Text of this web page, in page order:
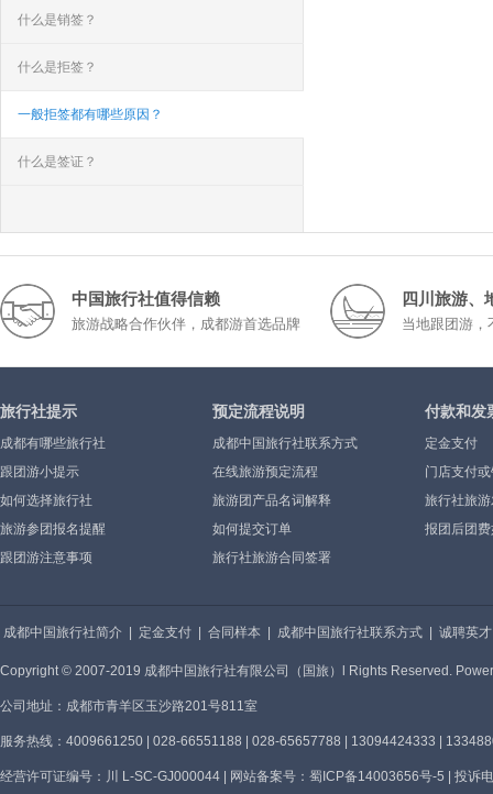
什么是销签？
什么是拒签？
一般拒签都有哪些原因？
什么是签证？
中国旅行社值得信赖
旅游战略合作伙伴，成都游首选品牌
四川旅游、
当地跟团游，
旅行社提示
成都有哪些旅行社
跟团游小提示
如何选择旅行社
旅游参团报名提醒
跟团游注意事项
预定流程说明
成都中国旅行社联系方式
在线旅游预定流程
旅游团产品名词解释
如何提交订单
旅行社旅游合同签署
付款和发
定金支付
门店支付
旅行社旅
报团后团
成都中国旅行社简介 定金支付 合同样本 成都中国旅行社联系方式 诚聘英才
Copyright © 2007-2019 成都中国旅行社有限公司（国旅）l Rights Reserved.
公司地址：成都市青羊区玉沙路201号811室
服务热线：4009661250 | 028-66551188 | 028-65657788 | 13094424333 |
经营许可证编号：川 L-SC-GJ000044 | 网站备案号： 蜀ICP备14003656号-5 | 投诉